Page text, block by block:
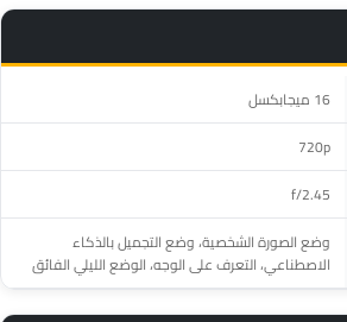
16 ميجابكسل
720p
f/2.45
وضع الصورة الشخصية، وضع التجميل بالذكاء
الاصطناعي، التعرف على الوجه، الوضع الليلي الفائق